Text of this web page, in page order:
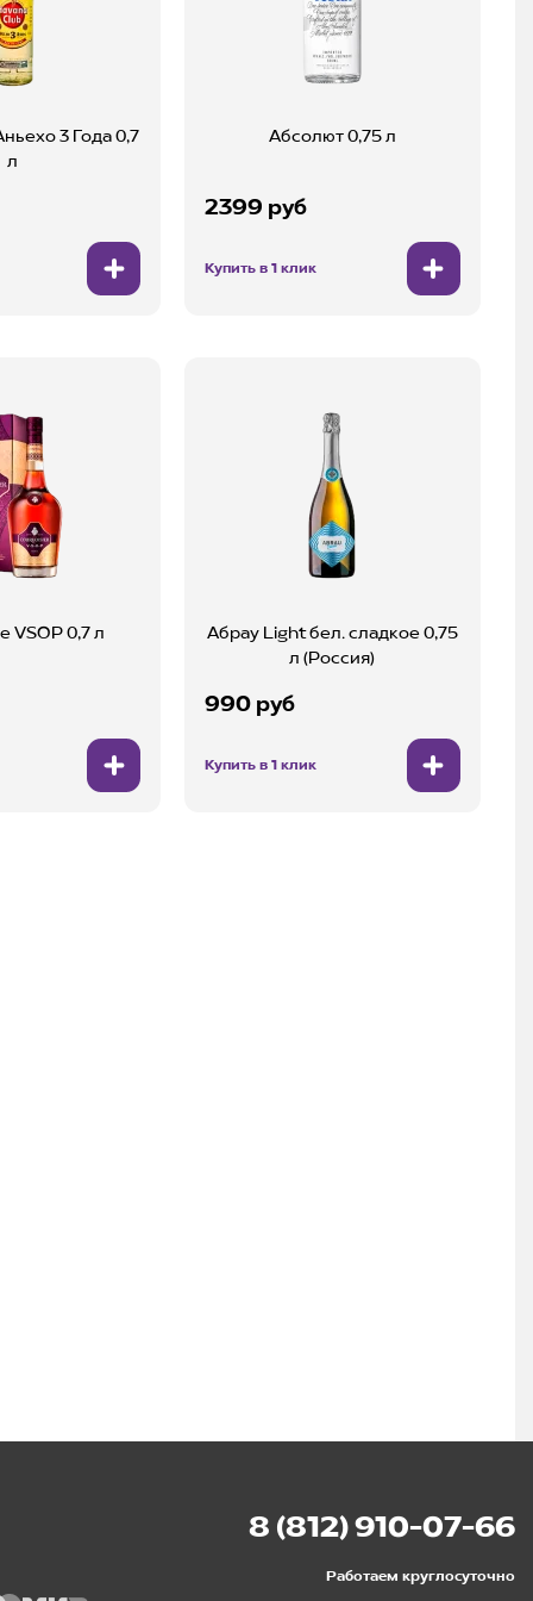
3 Года 0,7
л
Абсолют 0,75 л
2399 руб
Купить в 1 клик
VSOP 0,7 л
Абрау Light бел. сладкое 0,75
л (Россия)
990 руб
Купить в 1 клик
8 (812) 910-07-66
Работаем круглосуточно